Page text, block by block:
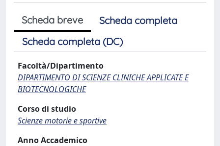
Scheda breve
Scheda completa
Scheda completa (DC)
Facoltà/Dipartimento
DIPARTIMENTO DI SCIENZE CLINICHE APPLICATE E
BIOTECNOLOGICHE
Corso di studio
Scienze motorie e sportive
Anno Accademico